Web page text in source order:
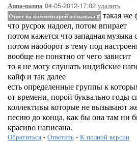
Аппа-паппа 04-05-2012-17:02 удалить
Ответ на комментарий полынька # такая же
что русрок надоел, потом впирает
потом кажется что западная
потом наоборот в тему под
вообще не понятно от чего зависит
то я не могу слушать индийские
кайф и так далее
есть определенные группы к
от времени, порой буквально годы
коллективы которые не вызывают
песню до конца, как бы она там ни
красиво написана.
Обратиться - Ответить - К полной версии